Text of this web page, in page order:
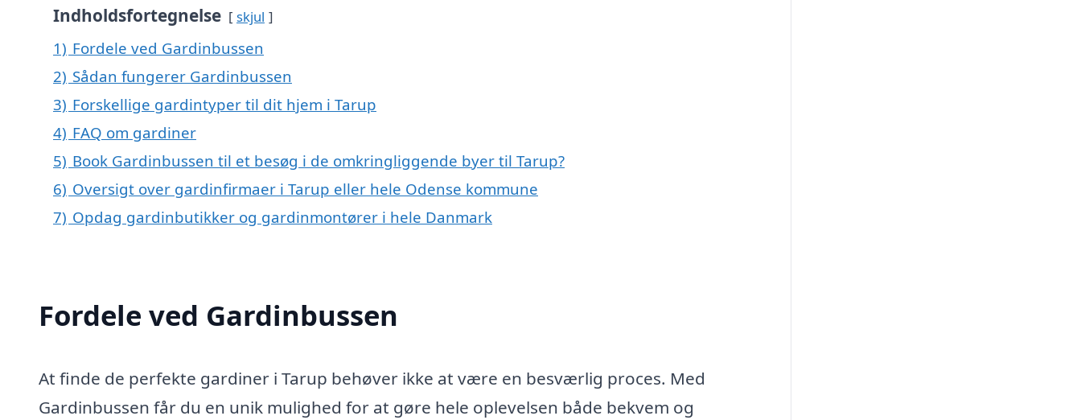
Indholdsfortegnelse skjul
1) Fordele ved Gardinbussen
2) Sådan fungerer Gardinbussen
3) Forskellige gardintyper til dit hjem i Tarup
4) FAQ om gardiner
5) Book Gardinbussen til et besøg i de omkringliggende byer til Tarup?
6) Oversigt over gardinfirmaer i Tarup eller hele Odense kommune
7) Opdag gardinbutikker og gardinmontører i hele Danmark
Fordele ved Gardinbussen
At finde de perfekte gardiner i Tarup behøver ikke at være en besværlig proces. Med
Gardinbussen får du en unik mulighed for at gøre hele oplevelsen både bekvem og